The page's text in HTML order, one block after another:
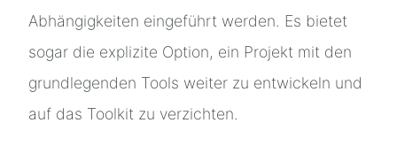
Abhängigkeiten eingeführt werden. Es bietet
sogar die explizite Option, ein Projekt mit den
grundlegenden Tools weiter zu entwickeln und
auf das Toolkit zu verzichten.